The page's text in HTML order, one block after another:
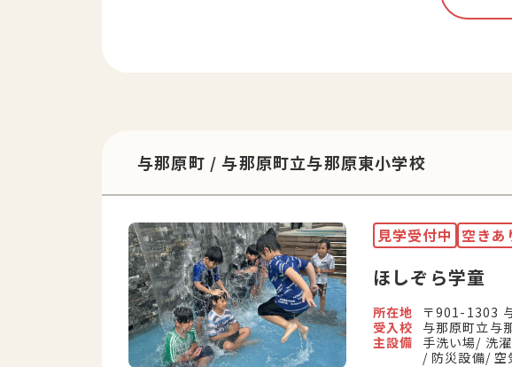
与那原町 / 与那原町立与那原東小学校
見学受付中 空きあ
ほしぞら学童
所在地 〒901-1303
受入校
与那原町立与
主設備
手洗い場 洗
防災設備 空